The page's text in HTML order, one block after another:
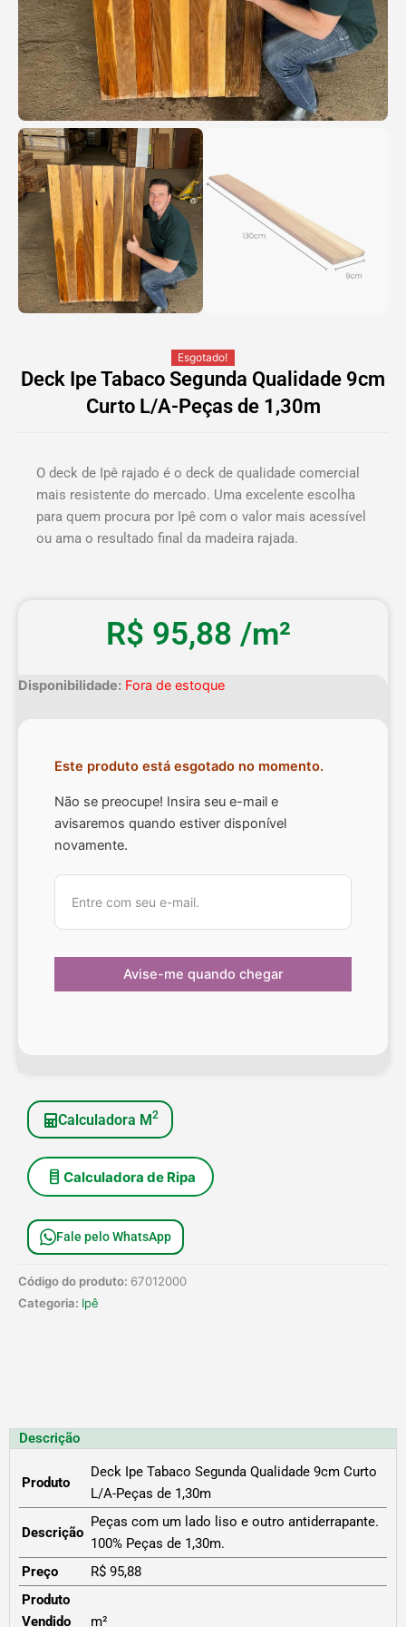
Esgotado!
Deck Ipe Tabaco Segunda Qualidade 9cm
Curto L/A-Peças de 1,30m
O deck de Ipê rajado é o deck de qualidade comercial
mais resistente do mercado. Uma excelente escolha
para quem procura por Ipê com o valor mais acessível
ou ama o resultado final da madeira rajada.
R$ 95,88 /m²
Disponibilidade: Fora de estoque
Este produto está esgotado no momento.
Não se preocupe! Insira seu e-mail e
avisaremos quando estiver disponível
novamente.
Calculadora M2
Calculadora de Ripa
Fale pelo WhatsApp
Código do produto: 67012000
Categoria: Ipê
Descrição
Produto
Deck Ipe Tabaco Segunda Qualidade 9cm Curto
L/A-Peças de 1,30m
Descrição
Peças com um lado liso e outro antiderrapante.
100% Peças de 1,30m.
Preço
R$ 95,88
Produto
Vendido
m²